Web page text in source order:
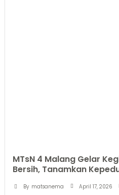
MTsN 4 Malang Gelar
Bersih, Tanamkan
By matsanema April 17, 2026